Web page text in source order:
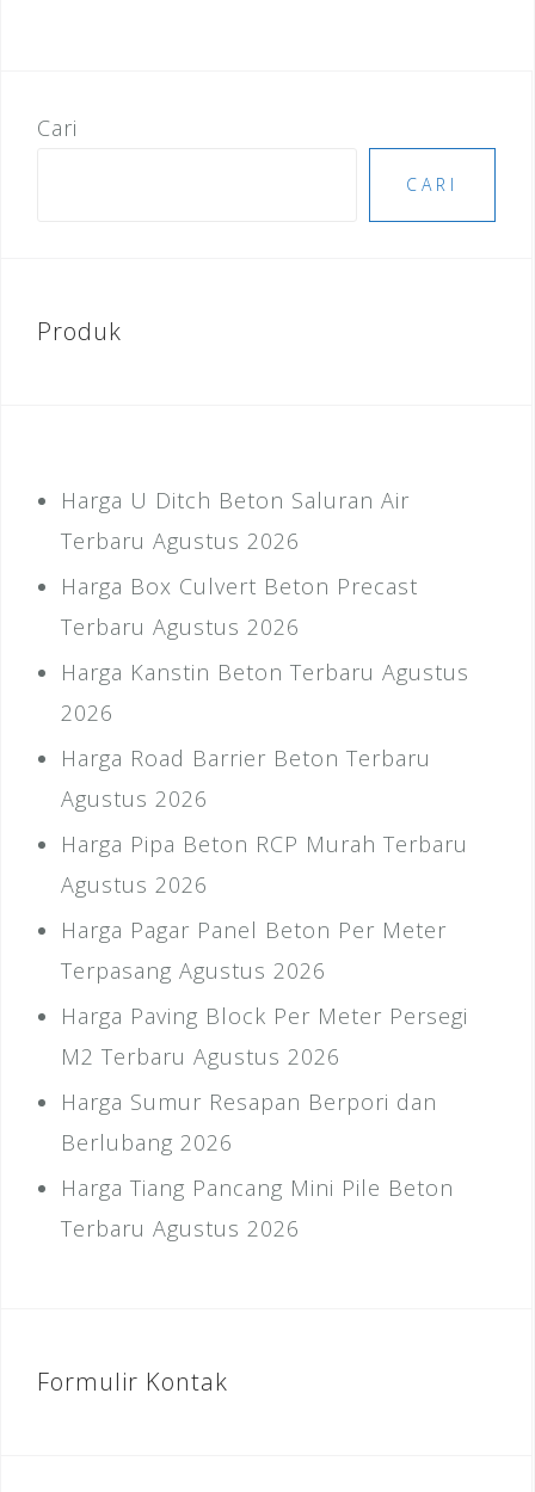
Cari
CARI
Produk
Harga U Ditch Beton Saluran Air
Terbaru Agustus 2026
Harga Box Culvert Beton Precast
Terbaru Agustus 2026
Harga Kanstin Beton Terbaru Agustus
2026
Harga Road Barrier Beton Terbaru
Agustus 2026
Harga Pipa Beton RCP Murah Terbaru
Agustus 2026
Harga Pagar Panel Beton Per Meter
Terpasang Agustus 2026
Harga Paving Block Per Meter Persegi
M2 Terbaru Agustus 2026
Harga Sumur Resapan Berpori dan
Berlubang 2026
Harga Tiang Pancang Mini Pile Beton
Terbaru Agustus 2026
Formulir Kontak